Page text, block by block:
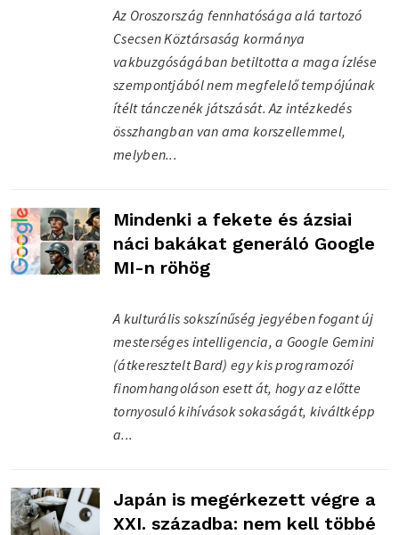
Az Oroszország fennhatósága alá tartozó
Csecsen Köztársaság kormánya
vakbuzgóságában betiltotta a maga ízlése
szempontjából nem megfelelő tempójúnak
ítélt tánczenék játszását. Az intézkedés
összhangban van ama korszellemmel,
melyben...
Mindenki a fekete és ázsiai
náci bakákat generáló Google
MI-n röhög
A kulturális sokszínűség jegyében fogant új
mesterséges intelligencia, a Google Gemini
(átkeresztelt Bard) egy kis programozói
finomhangoláson esett át, hogy az előtte
tornyosuló kihívások sokaságát, kiváltképp
a...
Japán is megérkezett végre a
XXI. századba: nem kell többé